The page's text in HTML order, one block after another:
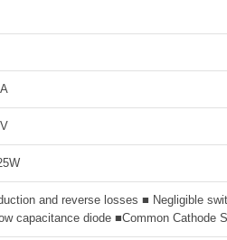
and reverse losses ■ Negligible
capacitance diode ■Common Cathode